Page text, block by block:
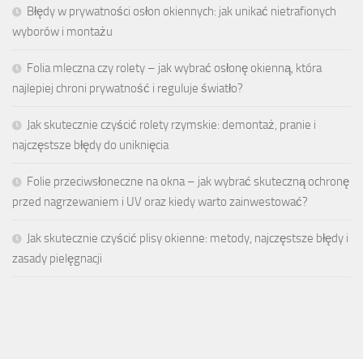
Błędy w prywatności osłon okiennych: jak unikać nietrafionych
wyborów i montażu
Folia mleczna czy rolety – jak wybrać osłonę okienną, która
najlepiej chroni prywatność i reguluje światło?
Jak skutecznie czyścić rolety rzymskie: demontaż, pranie i
najczęstsze błędy do uniknięcia
Folie przeciwsłoneczne na okna – jak wybrać skuteczną ochronę
przed nagrzewaniem i UV oraz kiedy warto zainwestować?
Jak skutecznie czyścić plisy okienne: metody, najczęstsze błędy i
zasady pielęgnacji